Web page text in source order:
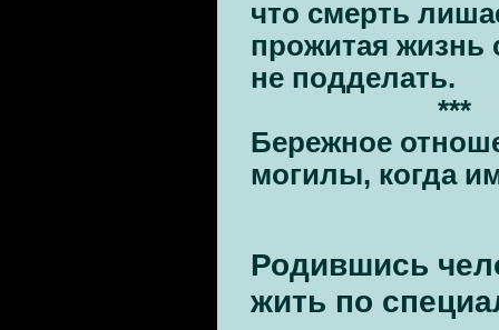
что смерть
прожитая жизнь
не подделать.
***
Бережное
могилы, когда
Родившись
жить по